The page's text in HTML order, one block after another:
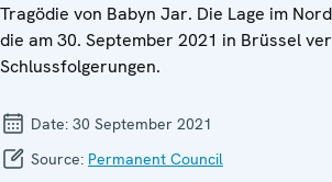
Tragödie von Babyn Jar. Die Lage im
die am 30. September 2021 in Brüssel
Schlussfolgerungen.
Date: 30 September 2021
Source: Permanent Council